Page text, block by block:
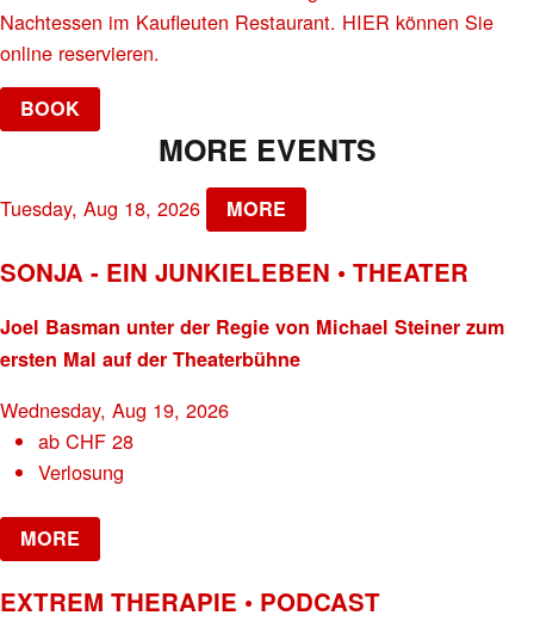
Nachtessen im Kaufleuten Restaurant. HIER können Sie
online reservieren.
BOOK
MORE EVENTS
Tuesday, Aug 18, 2026 MORE
SONJA - EIN JUNKIELEBEN • THEATER
Joel Basman unter der Regie von Michael Steiner zum
ersten Mal auf der Theaterbühne
Wednesday, Aug 19, 2026
abCHF 28
Verlosung
MORE
EXTREM THERAPIE • PODCAST